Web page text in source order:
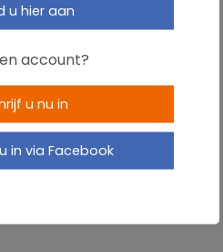
Burn-out in de kijker
u hier aan
account?
u nu in
in via Facebook